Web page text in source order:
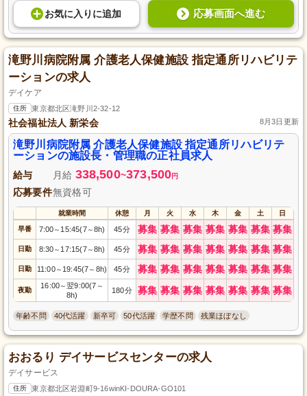
お気に入り に追加 応募画面へ進む
滝野川病院附属 介護老人保健施設 指定通所リハビリテ
ーションの求人
デイケア
住所 東京都北区滝野川2-32-12
社会福祉法人 新栄会 8月3日更新
滝野川病院附属 介護老人保健施設 指定通所リハビリテ
ーションの施設長・管理職の正社員求人
給与 月給 338,500~373,500円
応募要件無資格可
就業時間 休憩 月 火 水 木 金 土 日
早番 7:00～ 15:45(7～8h) 45分 募集 募集 募集 募集 募集 募集 募集
日勤 8:30～ 17:15(7～8h) 45分 募集 募集 募集 募集 募集 募集 募集
日勤 11:00～ 19:45(7～ 8h) 45分 募集 募集 募集 募集 募集 募集 募集
夜勤
16:00～翌9:00(7 ～
8h)
180分 募集 募集 募集 募集 募集 募集 募集
年齢不問 40代活躍 新卒可 50代活躍 学歴不問 残業ほぼなし
おおるり デイサービスセンターの求人
デイサービス
住所 東京都北区岩淵町9-16winKI-DOURA-GO101